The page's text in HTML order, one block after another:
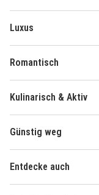
Luxus
Romantisch
Kulinarisch & Aktiv
Günstig weg
Entdecke auch